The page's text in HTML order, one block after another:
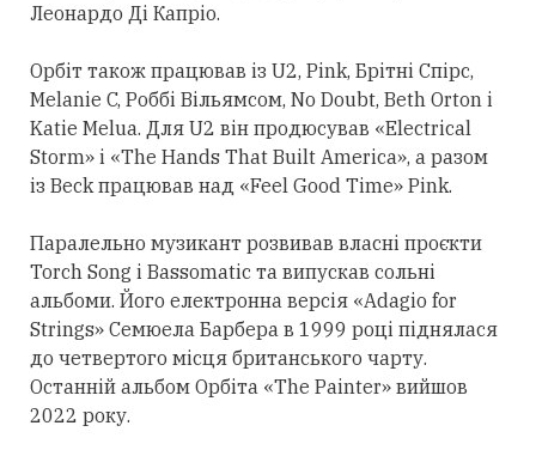
Леонардо Ді Капріо.
Орбіт також працював із U2, Pink, Брітні Спірс,
Melanie C, Роббі Вільямсом, No Doubt, Beth Orton і
Katie Melua. Для U2 він продюсував «Electrical
Storm» і «The Hands That Built America», а разом
із Beck працював над «Feel Good Time» Pink.
Паралельно музикант розвивав власні проєкти
Torch Song і Bassomatic та випускав сольні
альбоми. Його електронна версія «Adagio for
Strings» Семюела Барбера в 1999 році піднялася
до четвертого місця британського чарту.
Останній альбом Орбіта «The Painter» вийшов
2022 року.